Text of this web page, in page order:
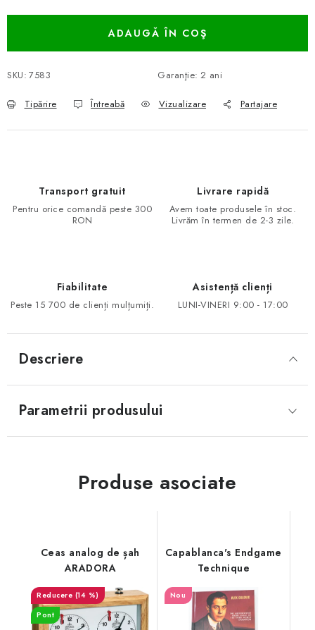
ADAUGĂ ÎN COŞ
SKU: 7583 Garanţie: 2 ani
Tipărire Întreabă Vizualizare Partajare
Transport gratuit
Pentru orice comandă peste 300
RON
Livrare rapidă
Avem toate produsele în stoc.
Livrăm în termen de 2-3 zile.
Fiabilitate
Peste 15 700 de clienți mulțumiți.
Asistență clienți
LUNI-VINERI 9:00 - 17:00
Descriere
Parametrii produsului
Produse asociate
Ceas analog de șah
ARADORA
(14 %)
Pont
Capablanca's Endgame
Technique
Nou